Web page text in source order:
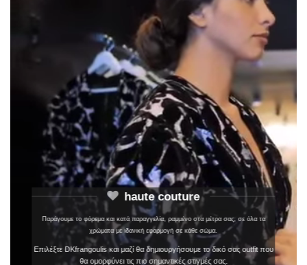
haute couture
Παράγουμε το φόρεμα και κατά παραγγελία, ραμμένο στα μέτρα σας, σε όλα τα
χρώματα με ιδανική εφαρμογή σε κάθε σώμα.
Επιλέξτε DKfrangoulis και μαζί θα δημιουργήσουμε το δικό σας outfit που
θα ομορφύνει τις πιο σημαντικές στιγμές σας.